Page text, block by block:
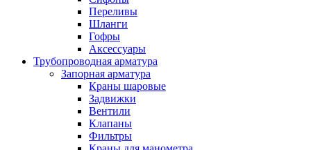
Переливы
Шланги
Гофры
Аксессуары
Трубопроводная арматура
Запорная арматура
Краны шаровые
Задвижки
Вентили
Клапаны
Фильтры